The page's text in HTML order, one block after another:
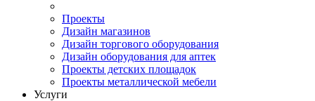
Проекты
Дизайн магазинов
Дизайн торгового оборудования
Дизайн оборудования для аптек
Проекты детских площадок
Проекты металлической мебели
Услуги